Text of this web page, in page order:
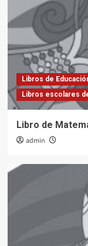
Libros de
Libros escolares
Libro de
admin